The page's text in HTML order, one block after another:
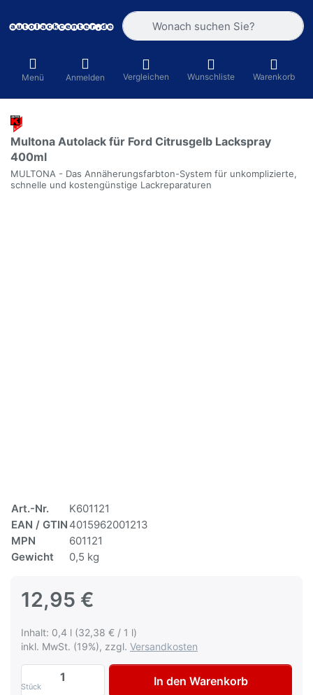
Geben Sie einen Suchbegriff ein.
Menü Anmelden Vergleichen Wunschliste Warenkorb
Multona Autolack für Ford Citrusgelb Lackspray
400ml
MULTONA - Das Annäherungsfarbton-System für unkomplizierte,
schnelle und kostengünstige Lackreparaturen
Art.-Nr.
K601121
EAN / GTIN 4015962001213
MPN
601121
Gewicht
0,5 kg
12,95 €
Inhalt: 0,4 l (32,38 € / 1 l)
inkl. MwSt. (19%), zzgl. Versandkosten
Stück
Multona Autolack für Ford Citrusgelb
In den Warenkorb